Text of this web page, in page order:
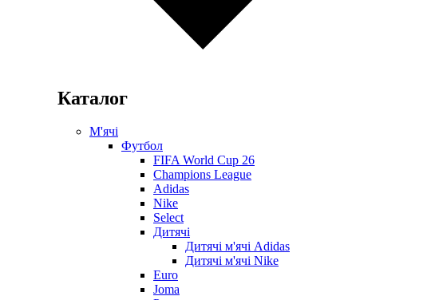
Каталог
М'ячі
Футбол
FIFA World Cup 26
Champions League
Adidas
Nike
Select
Дитячі
Дитячі м'ячі Adidas
Дитячі м'ячі Nike
Euro
Joma